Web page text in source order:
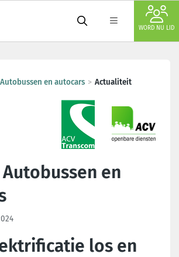
WORD NU LID
en autocars Actualiteit
Autobussen en
los en